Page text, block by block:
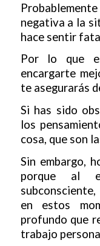
negativa a la
hace sentir
Por lo que
encargarte
te asegurarás
Si has sido
los
cosa, que son
Sin embargo,
porque al
en estos
profundo que
trabajo